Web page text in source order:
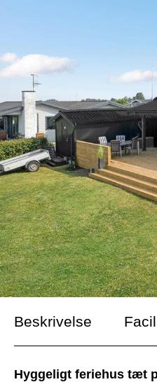
Beskrivelse
Hyggeligt feriehus tæt